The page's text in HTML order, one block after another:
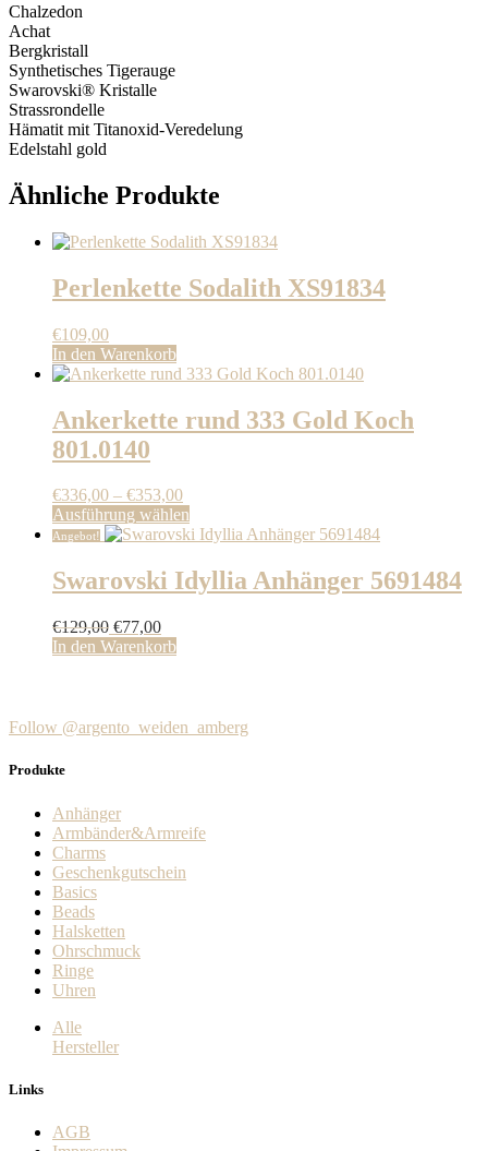
Chalzedon
Achat
Bergkristall
Synthetisches Tigerauge
Swarovski® Kristalle
Strassrondelle
Hämatit mit Titanoxid-Veredelung
Edelstahl gold
Ähnliche Produkte
Perlenkette Sodalith XS91834
€109,00
In den Warenkorb
Ankerkette rund 333 Gold Koch
801.0140
€336,00 – €353,00Preisspanne:
€336,00
bis
Ausführung wählen
Produkt
mehrere
Varianten
Produktseite
Angebot!
Swarovski Idyllia Anhänger 5691484
€129,00 Ursprünglicher
Preis
€77,00Aktueller
Preis
In den Warenkorb
Follow @argento_weiden_amberg
Produkte
Anhänger
Armbänder&Armreife
Charms
Geschenkgutschein
Basics
Beads
Halsketten
Ohrschmuck
Ringe
Uhren
Alle
Hersteller
Links
AGB